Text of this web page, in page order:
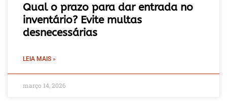
Qual o prazo para dar entrada no
inventário? Evite multas
desnecessárias
LEIA MAIS »
março 14, 2026